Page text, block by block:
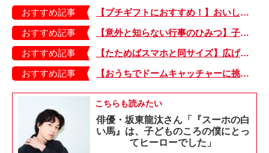
おすすめ記事
【プチギフトにおすすめ！】おいしいお茶でホッとひと息。箱がかわいい「ティーバッグ」
おすすめ記事
【意外と知らない行事のひみつ】子どもにはどう伝える？「お盆」って何だろう？
おすすめ記事
【たためばスマホと同サイズ】広げるとビビッドでジューシーな柄が目を引くコンパクトな「扇子」
おすすめ記事
【おうちでドームキャッチャーに挑戦だ】アンパンマン わくわくドームキャッチャー
こちらも読みたい
俳優・坂東龍汰さん「『スーホの白
い馬』は、子どものころの僕にとっ
てヒーローでした」